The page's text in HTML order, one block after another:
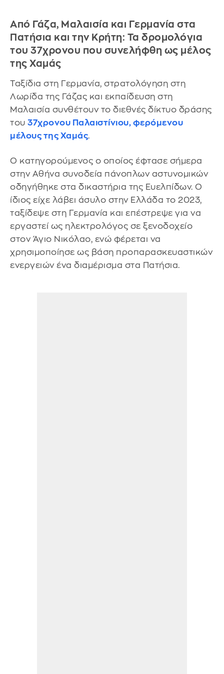
Από Γάζα, Μαλαισία και Γερμανία στα
Πατήσια και την Κρήτη: Τα δρομολόγια
του 37χρονου που συνελήφθη ως μέλος
της Χαμάς
Ταξίδια στη Γερμανία, στρατολόγηση στη
Λωρίδα της Γάζας και εκπαίδευση στη
Μαλαισία συνθέτουν το διεθνές δίκτυο δράσης
του 37χρονου Παλαιστίνιου, φερόμενου
μέλους της Χαμάς.
Ο κατηγορούμενος ο οποίος έφτασε σήμερα
στην Αθήνα συνοδεία πάνοπλων αστυνομικών
οδηγήθηκε στα δικαστήρια της Ευελπίδων. Ο
ίδιος είχε λάβει άσυλο στην Ελλάδα το 2023,
ταξίδεψε στη Γερμανία και επέστρεψε για να
εργαστεί ως ηλεκτρολόγος σε ξενοδοχείο
στον Άγιο Νικόλαο, ενώ φέρεται να
χρησιμοποίησε ως βάση προπαρασκευαστικών
ενεργειών ένα διαμέρισμα στα Πατήσια.